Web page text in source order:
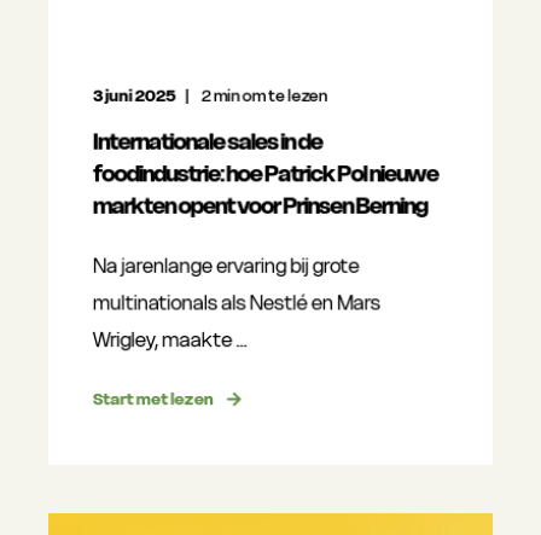
3 juni 2025 2min om te lezen
Internationale sales in de
foodindustrie: hoe Patrick Pol nieuwe
markten opent voor Prinsen Berning
Na jarenlange ervaring bij grote
multinationals als Nestlé en Mars
Wrigley, maakte ...
Start met lezen